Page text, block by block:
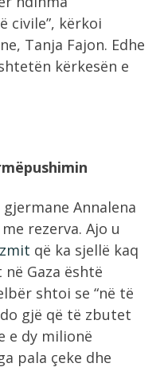
civile”, kërkoi
Tanja Fajon. Edhe
kërkesën e
Annalena
rezerva. Ajo u
që ka sjellë kaq
Gaza është
shtoi se “në të
gjë që të zbutet
e dy milionë
pala çeke dhe